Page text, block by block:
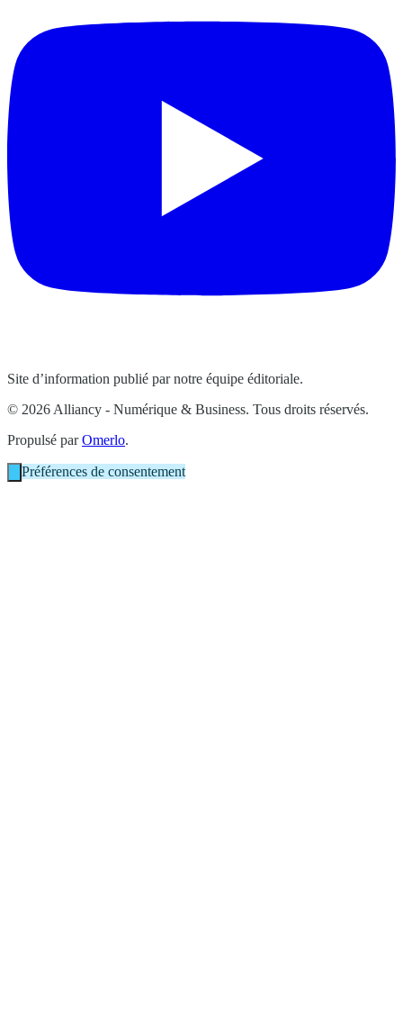
Site d’information publié par notre équipe éditoriale.
© 2026 Alliancy - Numérique & Business. Tous droits réservés.
Propulsé parOmerlo.
Préférences de consentement